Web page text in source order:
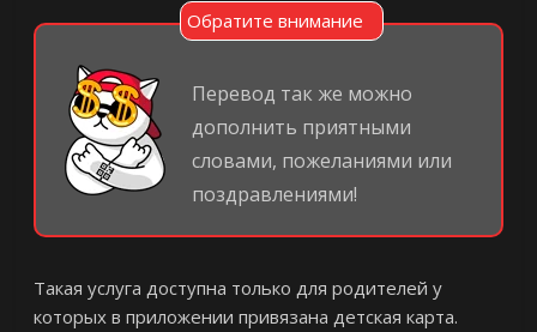
Обратите внимание
Перевод так же можно
дополнить приятными
словами, пожеланиями или
поздравлениями!
Такая услуга доступна только для родителей у
которых в приложении привязана детская карта.